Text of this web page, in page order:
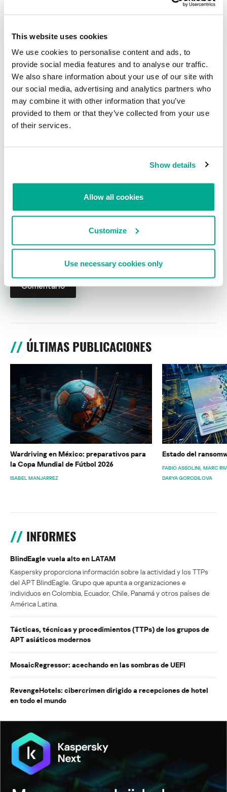
This website uses cookies
We use cookies to personalise content and ads, to
provide social media features and to analyse our traffic.
We also share information about your use of our site with
our social media, advertising and analytics partners who
may combine it with other information that you’ve
provided to them or that they’ve collected from your use
of their services.
Show details
Allow all cookies
Customize
Use necessary cookies only
primeras estafas en Internet, que tratan de engañar a los usuarios
avisos y encuestas, y ¡es muy probable que sus descargas incluyan
Y ahora, ¡cruza los dedos para que te llegue una invitación legítima
para que puedas derrotar a Skeleton King en la versión beta!
Jugando con la seguridad – Cuidado con las
falsas invitaciones de Diablo III beta
Correo electrónico
ÚLTIMAS PUBLICACIONES
Wardriving en México: preparativos para
la Copa Mundial de Fútbol 2026
ISABEL MANJARREZ
Estado del
FABIO ASSOLINI MARC
DARYA GORODILOVA
INFORMES
BlindEagle vuela alto en LATAM
Kaspersky proporciona información sobre la actividad y los TTPs
del APT BlindEagle. Grupo que apunta a organizaciones e
individuos en Colombia, Ecuador, Chile, Panamá y otros países de
América Latina.
Tácticas, técnicas y procedimientos (TTPs) de los grupos de
APT asiáticos modernos
MosaicRegressor: acechando en las sombras de UEFI
RevengeHotels: cibercrimen dirigido a recepciones de hotel
en todo el mundo